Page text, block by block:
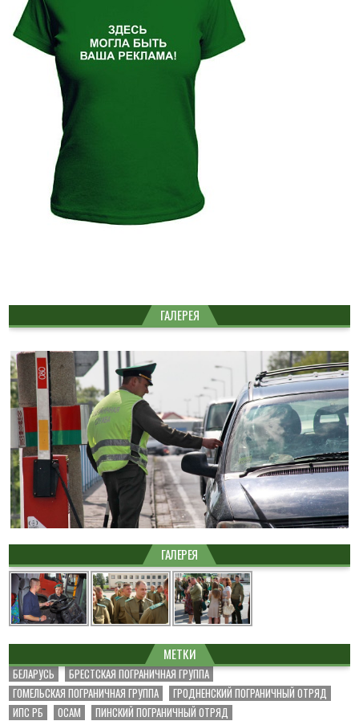
ГАЛЕРЕЯ
ГАЛЕРЕЯ
МЕТКИ
БЕЛАРУСЬ
БРЕСТСКАЯ ПОГРАНИЧНАЯ ГРУППА
ГОМЕЛЬСКАЯ ПОГРАНИЧНАЯ ГРУППА
ГРОДНЕНСКИЙ ПОГРАНИЧНЫЙ ОТРЯД
ИПС РБ
ОСАМ
ПИНСКИЙ ПОГРАНИЧНЫЙ ОТРЯД